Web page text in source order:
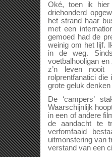
Oké, toen ik
driehonderd
het strand haar
met een
gemoed had de
weinig om het lijf.
in de weg.
voetbalhooligan
z’n leven nooit
rolprentfanatici
grote geluk
De ‘campers’
Waarschijnlijk
in een of andere
de aandacht te
verfomfaaid
uitmonstering van
verstand van een